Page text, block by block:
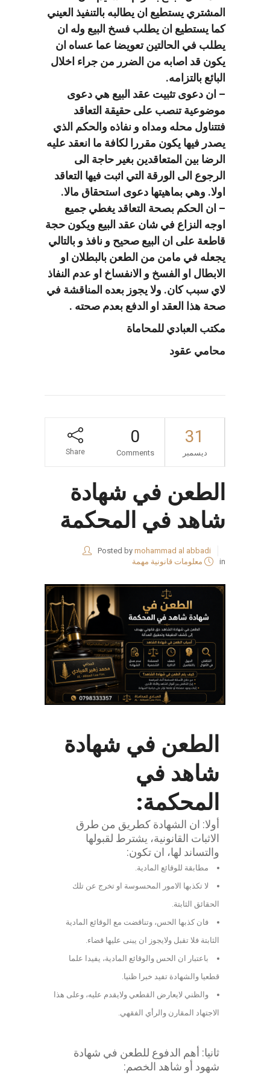
المشتري يستطيع ان يطالبه بالتنفيذ العيني
كما يستطيع ان يطلب فسخ البيع وله ان
يطلب في الحالتين تعويضا عما عساه ان
يكون قد اصابه من الضرر من جراء اخلال
البائع بالتزامه.
– ان دعوى تثبيت عقد البيع هي دعوى
موضوعية تنصب على حقيقة التعاقد
فتتناول محله ومداه و نفاذه والحكم الذي
يصدر فيها يكون مقررا لكافة ما انعقد عليه
الرضا بين المتعاقدين بغير حاجة الى
الرجوع الى الورقة التي اثبت فيها التعاقد
اولا. وهي بماهيتها دعوى استحقاق مالا.
– ان الحكم بصحة التعاقد يغطي جميع
اوجه النزاع في شان عقد البيع ويكون حجة
قاطعة على ان البيع صحيح و نافذ و بالتالي
يجعله في مامن من الطعن بالبطلان او
الابطال او الفسخ و الانفساخ او عدم النفاذ
لاي سبب كان. ولا يجوز بعده المناقشة في
صحة هذا العقد او الدفع بعدم صحته .
مكتب العبادي للمحاماة
محامي عقود
31
ديسمبر
0
Comments
Share
الطعن في شهادة
شاهد في المحكمة
Posted by mohammad al abbadi
in
معلومات قانونية مهمة
الطعن في شهادة
شاهد في
المحكمة:
أولا: ان الشهادة كطريق من طرق
الاثبات القانونية، يشترط لقبولها
والتساند لها، ان تكون:
مطابقة للوقائع المادية.
لا تكذبها الامور المحسوسة او تخرج عن تلك
الحقائق الثابتة.
فان كذبها الحس، وتناقضت مع الوقائع المادية
الثابتة فلا تقبل ولايجوز ان يبنى عليها قضاء.
باعتبار ان الحس والوقائع المادية، يفيدا علما
قطعيا والشهادة تفيد خبرا ظنيا.
والظني لايعارض القطعي ولايقدم عليه، وعلى هذا
الاجتهاد المقارن والرأي الفقهي.
ثانيا: أهم الدفوع للطعن في شهادة
شهود أو شاهد الخصم: